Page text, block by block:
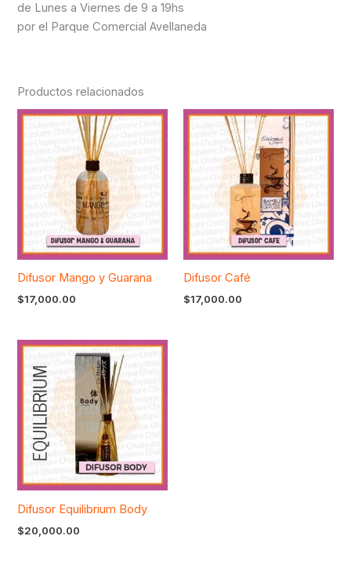
de Lunes a Viernes de 9 a 19hs
por el Parque Comercial Avellaneda
Productos relacionados
Difusor Mango y Guarana
$17,000.00
Difusor Café
$17,000.00
Difusor Equilibrium Body
$20,000.00